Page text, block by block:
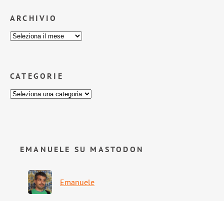
ARCHIVIO
CATEGORIE
EMANUELE SU MASTODON
Emanuele